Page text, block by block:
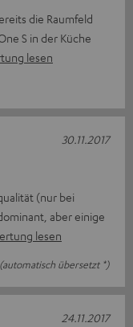
die Raumfeld
S in der Küche
lesen
(nur bei
aber einige
lesen
(automatisch übersetzt *)
30.11.2017
24.11.2017